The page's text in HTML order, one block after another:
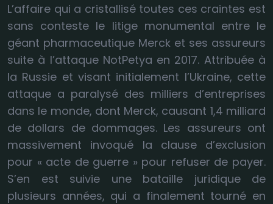
L’affaire qui a cristallisé toutes ces craintes est
sans conteste le litige monumental entre le
géant pharmaceutique Merck et ses assureurs
suite à l’attaque NotPetya en 2017. Attribuée à
la Russie et visant initialement l’Ukraine, cette
attaque a paralysé des milliers d’entreprises
dans le monde, dont Merck, causant 1,4 milliard
de dollars de dommages. Les assureurs ont
massivement invoqué la clause d’exclusion
pour « acte de guerre » pour refuser de payer.
S’en est suivie une bataille juridique de
plusieurs années, qui a finalement tourné en